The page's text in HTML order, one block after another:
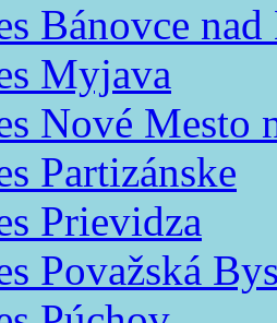
Bánovce
Myjava
Nové Mesto
Partizánske
Prievidza
Považská